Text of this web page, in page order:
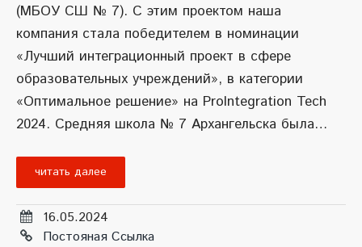
(МБОУ СШ № 7). С этим проектом наша
компания стала победителем в номинации
«Лучший интеграционный проект в сфере
образовательных учреждений», в категории
«Оптимальное решение» на ProIntegration Tech
2024. Средняя школа № 7 Архангельска была…
читать далее
16.05.2024
Постояная Ссылка